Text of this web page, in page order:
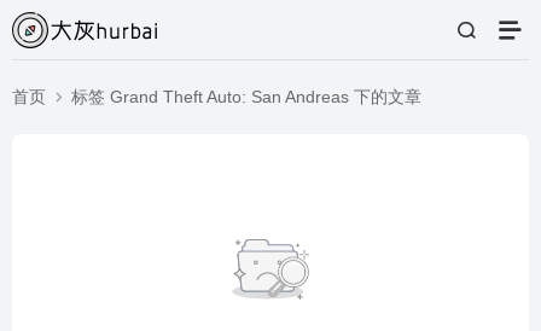
首页 标签 Grand Theft Auto: San Andreas 下的文章